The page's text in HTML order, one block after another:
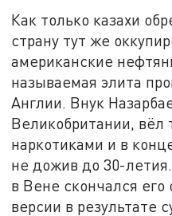
Как только казахи
страну тут же
американские
называемая элита
Англии. Внук
Великобритании, вёл
наркотиками и в
не дожив до 30-
в Вене скончался
версии в результате